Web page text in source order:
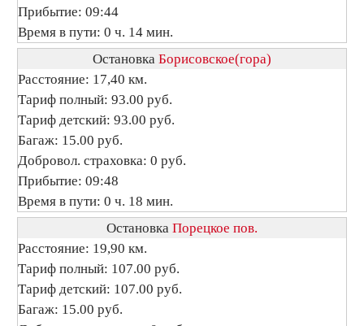
Прибытие: 09:44
Время в пути: 0 ч. 14 мин.
Остановка Борисовское(гора)
Расстояние: 17,40 км.
Тариф полный: 93.00 руб.
Тариф детский: 93.00 руб.
Багаж: 15.00 руб.
Добровол. страховка: 0 руб.
Прибытие: 09:48
Время в пути: 0 ч. 18 мин.
Остановка Порецкое пов.
Расстояние: 19,90 км.
Тариф полный: 107.00 руб.
Тариф детский: 107.00 руб.
Багаж: 15.00 руб.